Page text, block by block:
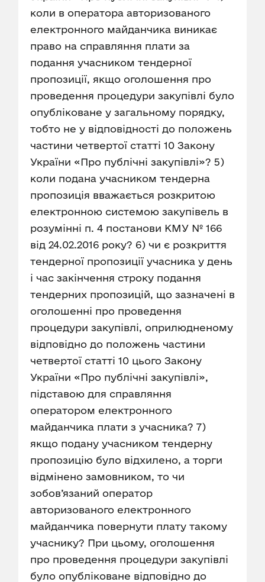
коли в оператора авторизованого
електронного майданчика виникає
право на справляння плати за
подання учасником тендерної
пропозиції, якщо оголошення про
проведення процедури закупівлі було
опубліковане у загальному порядку,
тобто не у відповідності до положень
частини четвертої статті 10 Закону
України «Про публічні закупівлі»? 5)
коли подана учасником тендерна
пропозиція вважається розкритою
електронною системою закупівель в
розумінні п. 4 постанови КМУ № 166
від 24.02.2016 року? 6) чи є розкриття
тендерної пропозиції учасника у день
і час закінчення строку подання
тендерних пропозицій, що зазначені в
оголошенні про проведення
процедури закупівлі, оприлюдненому
відповідно до положень частини
четвертої статті 10 цього Закону
України «Про публічні закупівлі»,
підставою для справляння
оператором електронного
майданчика плати з учасника? 7)
якщо подану учасником тендерну
пропозицію було відхилено, а торги
відмінено замовником, то чи
зобов’язаний оператор
авторизованого електронного
майданчика повернути плату такому
учаснику? При цьому, оголошення
про проведення процедури закупівлі
було опубліковане відповідно до